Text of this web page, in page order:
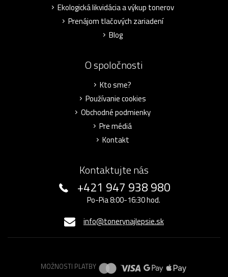
Ekologická likvidácia a výkup tonerov
Prenájom tlačových zariadení
Blog
O spoločnosti
Kto sme?
Používanie cookies
Obchodné podmienky
Pre médiá
Kontakt
Kontaktujte nás
+421 947 938 980
Po-Pia 8:00-16:30 hod.
info@tonerynajlepsie.sk
MOŽNOSTI PLATBY